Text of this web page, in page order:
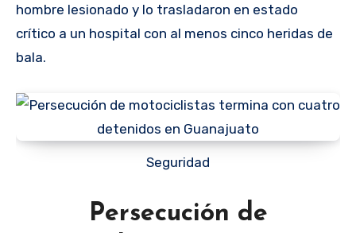
hombre lesionado y lo trasladaron en estado
crítico a un hospital con al menos cinco heridas de
bala.
Seguridad
Persecución de